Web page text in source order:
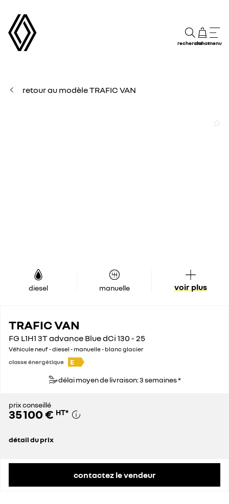
rechercheachatmenu
retour au modèle TRAFIC VAN
diesel manuelle voir plus
TRAFIC VAN
FG L1H1 3T advance Blue dCi 130 - 25
Véhicule neuf - diesel - manuelle - blanc glacier
classe énergétique
E
délai moyen de livraison: 3 semaines *
prix conseillé
35 100 € HT*
détail du prix
contactez le vendeur